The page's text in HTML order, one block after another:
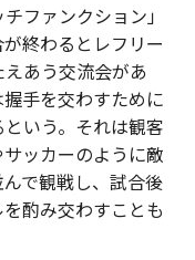
ファンクション」
終わるとレフリー
あう交流会があ
手を交わすために
いう。それは観客
ッカーのように敵
で観戦し、試合後
酌み交わすことも